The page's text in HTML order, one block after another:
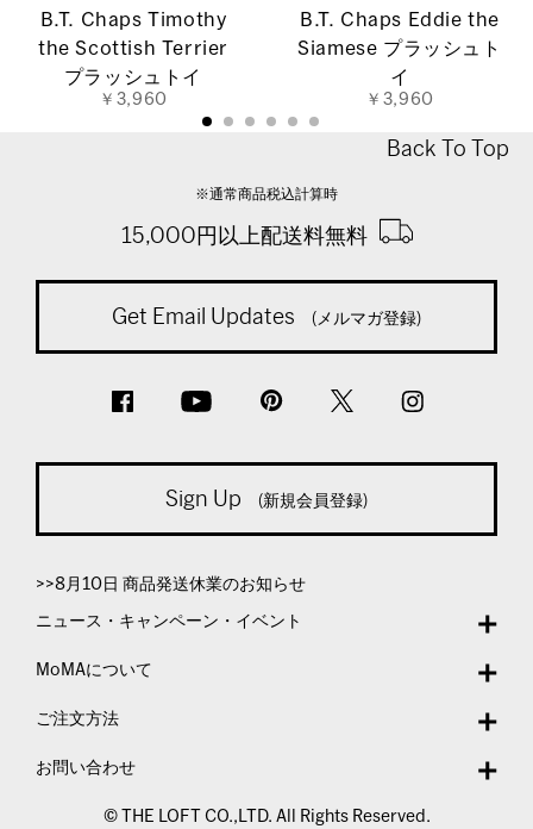
B.T. Chaps Timothy
the Scottish Terrier
プラッシュトイ
￥3,960
B.T. Chaps Eddie the
Siamese プラッシュト
イ
￥3,960
Back To Top
※通常商品税込計算時
15,000円以上配送料無料
Get Email Updates (メルマガ登録)
Sign Up (新規会員登録)
>>8月10日 商品発送休業のお知らせ
ニュース・キャンペーン・イベント
MoMAについて
ご注文方法
お問い合わせ
© THE LOFT CO.,LTD. All Rights Reserved.